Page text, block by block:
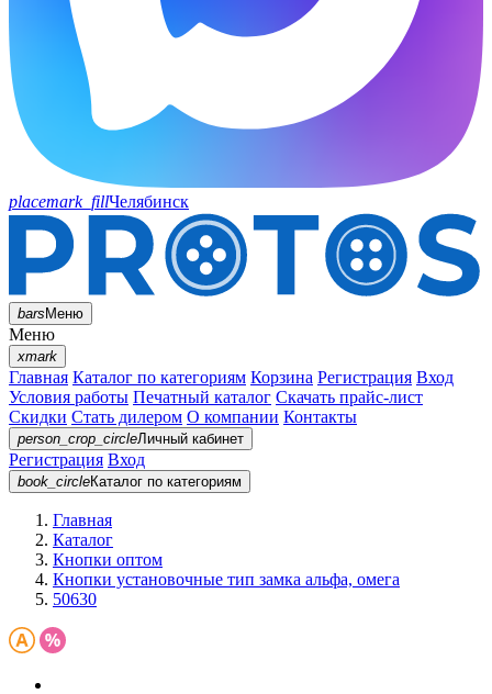
placemark_fillЧелябинск
barsМеню
Меню
xmark
Главная Каталог по категориям Корзина Регистрация Вход
Условия работы Печатный каталог Скачать прайс-лист
Скидки Стать дилером О компании Контакты
person_crop_circleЛичный кабинет
Регистрация Вход
book_circleКаталог по категориям
Главная
Каталог
Кнопки оптом
Кнопки установочные тип замка альфа, омега
50630